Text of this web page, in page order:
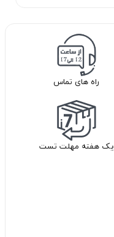
راه های تماس
یک هفته مهلت تست